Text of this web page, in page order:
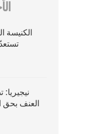
الكنيسة
تستعدّ
العنف بحق